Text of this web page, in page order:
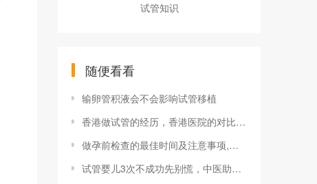
试管知识
随便看看
输卵管积液会不会影响试管移植
香港做试管的经历，香港医院的对比和选择标准
做孕前检查的最佳时间及注意事项,做孕前检查需要带什么证件
试管婴儿3次不成功先别慌，中医助您接好“孕”！